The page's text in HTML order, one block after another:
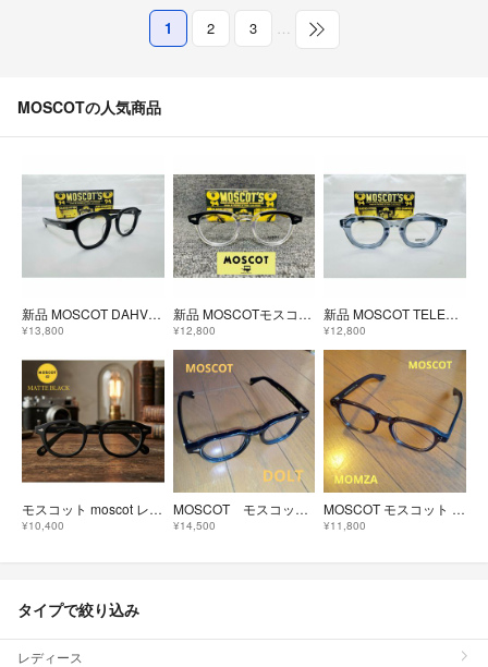
1 2 3 …
MOSCOTの人気商品
新品 MOSCOT DAHVEN モスコット 眼鏡フレーム 黒縁 川口春奈 人気モデル
¥13,800
新品 MOSCOTモスコット レムトッシュ LEMTOSH 眼鏡フレーム
¥12,800
新品 MOSCOT TELENA モスコット 眼鏡フレーム 人気レアモデル
¥12,800
モスコット moscot レムトッシュ メガネ マット ブラック メガネ 眼鏡
¥10,400
MOSCOT モスコット 伊達メガネ
¥14,500
MOSCOT モスコット GLAYフレーム 伊達メガネ
¥11,800
タイプで絞り込み
レディース